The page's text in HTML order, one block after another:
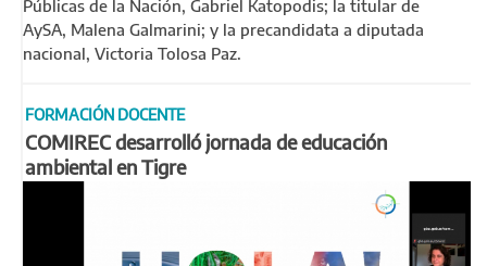
Públicas de la Nación, Gabriel Katopodis; la titular de
AySA, Malena Galmarini; y la precandidata a diputada
nacional, Victoria Tolosa Paz.
FORMACIÓN DOCENTE
COMIREC desarrolló jornada de educación
ambiental en Tigre